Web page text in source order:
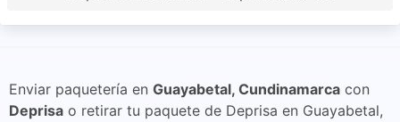
Enviar paquetería en Guayabetal, Cundinamarca con
Deprisa o retirar tu paquete de Deprisa en Guayabetal,